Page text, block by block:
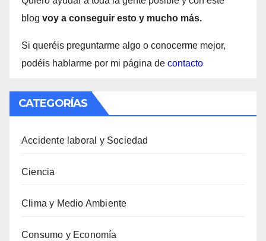
blog voy a conseguir esto y mucho más.
Si queréis preguntarme algo o conocerme mejor,
podéis hablarme por mi página de contacto
CATEGORÍAS
Accidente laboral y Sociedad
Ciencia
Clima y Medio Ambiente
Consumo y Economía